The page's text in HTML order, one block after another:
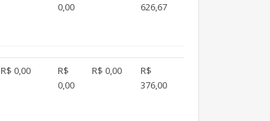
0,00
626,67
R$ 0,00
R$
0,00
R$ 0,00
R$
376,00